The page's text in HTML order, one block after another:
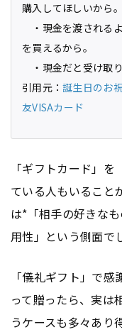
購入してほしいから。
・現金を渡される
を買えるから。
・現金だと受け取
引用元：誕生日のお
友VISAカード
「ギフトカード」
ている人もいること
は*「相手の好きな
用性」という側面で
「儀礼ギフト」で
って贈ったら、実は
うケースも多々あり